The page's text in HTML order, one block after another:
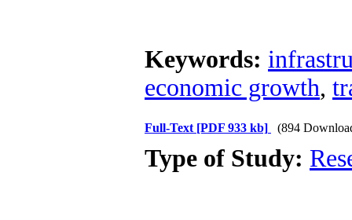
Keywords:
economic growth,
Full-Text [PDF 933 kb] (894
Type of Study: